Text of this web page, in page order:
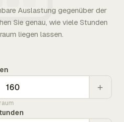
Auslastung gegenüber der
Sie genau, wie viele Stunden
liegen lassen.
+